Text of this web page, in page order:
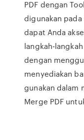
PDF dengan
digunakan pada
dapat Anda
langkah-
dengan
menyediakan
gunakan dalam
Merge PDF